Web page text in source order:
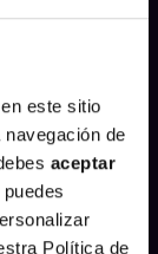
este sitio
de
aceptar
Política de